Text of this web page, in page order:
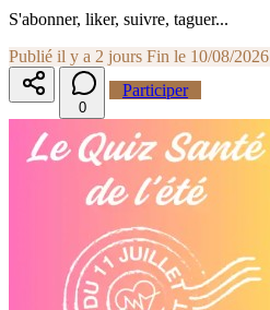
S'abonner, liker, suivre, taguer...
Publié il y a 2 jours Fin le 10/08/2026
0
Participer